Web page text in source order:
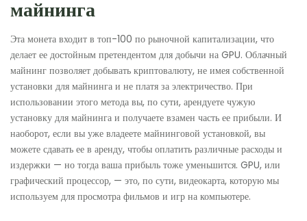
майнинга
Эта монета входит в топ-100 по рыночной капитализации, что
делает ее достойным претендентом для добычи на GPU. Облачный
майнинг позволяет добывать криптовалюту, не имея собственной
установки для майнинга и не платя за электричество. При
использовании этого метода вы, по сути, арендуете чужую
установку для майнинга и получаете взамен часть ее прибыли. И
наоборот, если вы уже владеете майнинговой установкой, вы
можете сдавать ее в аренду, чтобы оплатить различные расходы и
издержки — но тогда ваша прибыль тоже уменьшится. GPU, или
графический процессор, — это, по сути, видеокарта, которую мы
используем для просмотра фильмов и игр на компьютере.